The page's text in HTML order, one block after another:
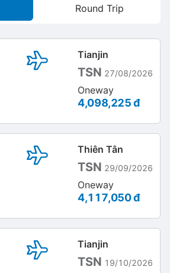
Round Trip
Tianjin
TSN 27/08/2026
Oneway
4,098,225 đ
Thiên Tân
TSN 29/09/2026
Oneway
4,117,050 đ
Tianjin
TSN 19/10/2026